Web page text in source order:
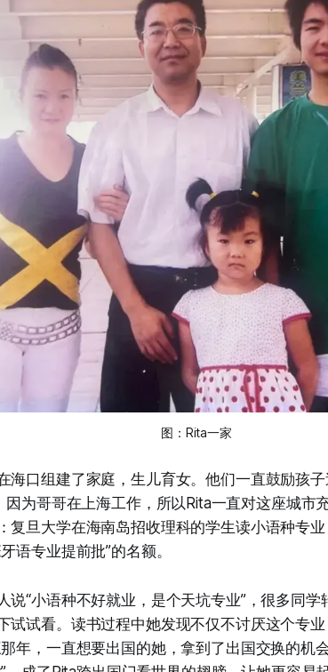
图：Rita一家
海口组建了家庭，生儿育女。他们一直鼓励孩
因为哥哥在上海工作，所以Rita一直对这座城市
复旦大学在海南岛招收理科的学生读小语种专
语专业提前批”的名额。
说“小语种不好就业，是个天坑专业”，很多同
试试看。读书过程中她发现不仅不讨厌这个专
年，一直想要出国的她，拿到了出国交换的机